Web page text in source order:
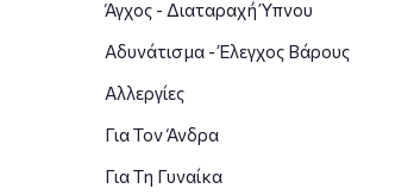
Άγχος - Διαταραχή Ύπνου
Αδυνάτισμα - Έλεγχος Βάρους
Αλλεργίες
Για Τον Άνδρα
Για Τη Γυναίκα